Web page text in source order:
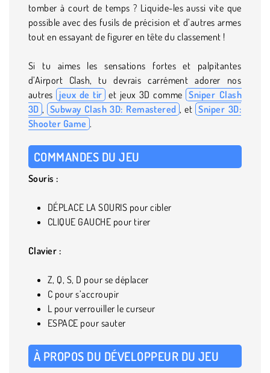
tomber à court de temps ? Liquide-les aussi vite que
possible avec des fusils de précision et d’autres armes
tout en essayant de figurer en tête du classement !
Si tu aimes les sensations fortes et palpitantes
d’Airport Clash, tu devrais carrément adorer nos
autres jeux de tir et jeux 3D comme Sniper Clash
3D , Subway Clash 3D: Remastered , et Sniper 3D:
Shooter Game .
COMMANDES DU JEU
Souris :
DÉPLACE LA SOURIS pour cibler
CLIQUE GAUCHE pour tirer
Clavier :
Z, Q, S, D pour se déplacer
C pour s’accroupir
L pour verrouiller le curseur
ESPACE pour sauter
À PROPOS DU DÉVELOPPEUR DU JEU